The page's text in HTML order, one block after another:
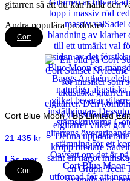
gitarren så att du kan hålla den
Andra populära produkter
Cort
Cort Blue Moon TBS Limited
21 435 kr
Läs mer
Cort